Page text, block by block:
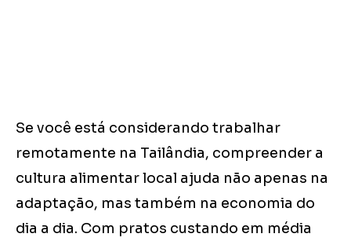
Se você está considerando trabalhar
remotamente na Tailândia, compreender a
cultura alimentar local ajuda não apenas na
adaptação, mas também na economia do
dia a dia. Com pratos custando em média